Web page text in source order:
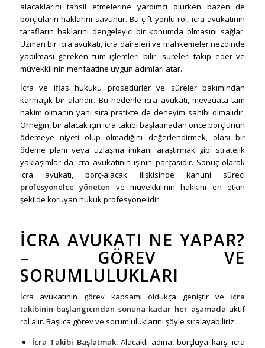
alacaklarını tahsil etmelerine yardımcı olurken bazen de
borçluların haklarını savunur. Bu çift yönlü rol, icra avukatının
tarafların haklarını dengeleyici bir konumda olmasını sağlar.
Uzman bir icra avukatı, icra daireleri ve mahkemeler nezdinde
yapılması gereken tüm işlemleri bilir, süreleri takip eder ve
müvekkilinin menfaatine uygun adımları atar.
İcra ve iflas hukuku prosedürler ve süreler bakımından
karmaşık bir alandır. Bu nedenle icra avukatı, mevzuata tam
hakim olmanın yanı sıra pratikte de deneyim sahibi olmalıdır.
Örneğin, bir alacak için icra takibi başlatmadan önce borçlunun
ödemeye niyeti olup olmadığını değerlendirmek, olası bir
ödeme planı veya uzlaşma imkanı araştırmak gibi stratejik
yaklaşımlar da icra avukatının işinin parçasıdır. Sonuç olarak
icra avukatı, borç-alacak ilişkisinde kanuni süreci
profesyonelce yöneten ve müvekkilinin hakkını en etkin
şekilde koruyan hukuk profesyonelidir.
İCRA AVUKATI NE YAPAR?
– GÖREV VE
SORUMLULUKLARI
İcra avukatının görev kapsamı oldukça geniştir ve icra
takibinin başlangıcından sonuna kadar her aşamada aktif
rol alır. Başlıca görev ve sorumluluklarını şöyle sıralayabiliriz:
İcra Takibi Başlatmak:Alacaklı adına, borçluya karşı icra